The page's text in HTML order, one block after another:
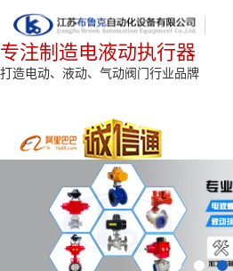
专注制造电液动执行器
打造电动、液动、气动阀门行业品牌